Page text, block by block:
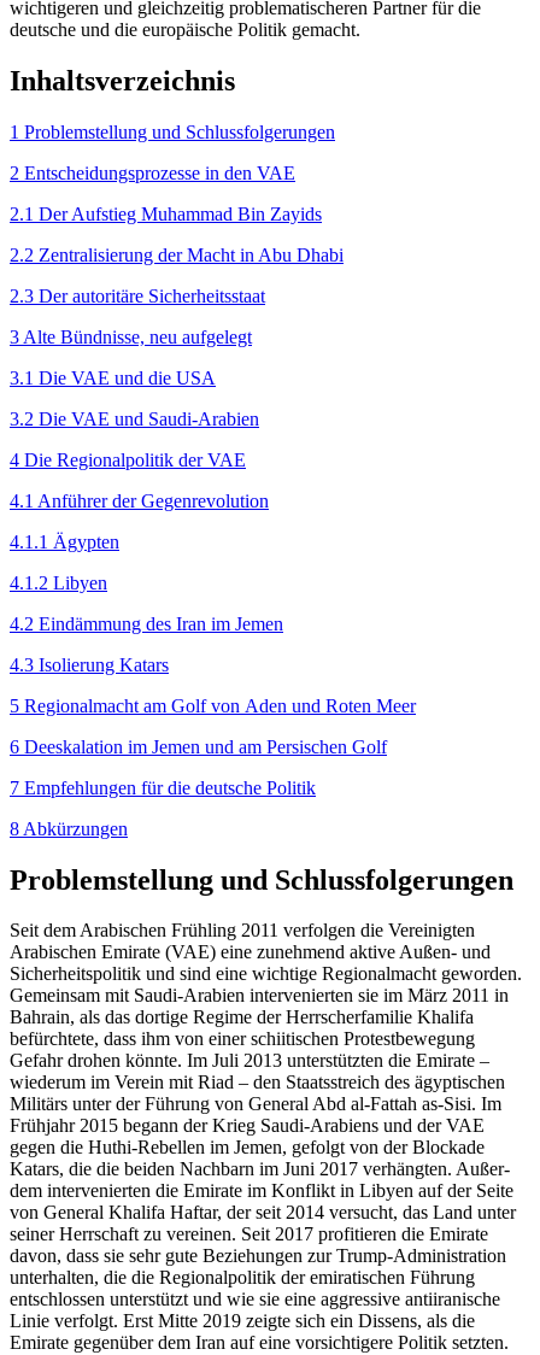
wich­tigeren und gleichzeitig problematischeren Partner für die
deutsche und die europäische Politik gemacht.
Inhaltsverzeichnis
1 Problemstellung und Schlussfolgerungen
2 Entscheidungsprozesse in den VAE
2.1 Der Aufstieg Muhammad Bin Zayids
2.2 Zentralisierung der Macht in Abu Dhabi
2.3 Der autoritäre Sicherheitsstaat
3 Alte Bündnisse, neu aufgelegt
3.1 Die VAE und die USA
3.2 Die VAE und Saudi-Arabien
4 Die Regionalpolitik der VAE
4.1 Anführer der Gegenrevolution
4.1.1 Ägypten
4.1.2 Libyen
4.2 Eindämmung des Iran im Jemen
4.3 Isolierung Katars
5 Regionalmacht am Golf von Aden und Roten Meer
6 Deeskalation im Jemen und am Persischen Golf
7 Empfehlungen für die deutsche Politik
8 Abkürzungen
Problemstellung und Schlussfolgerungen
Seit dem Arabischen Frühling 2011 verfolgen die Vereinigten
Arabischen Emirate (VAE) eine zunehmend aktive Außen- und
Sicherheitspolitik und sind eine wichtige Regionalmacht geworden.
Gemeinsam mit Saudi-Arabien intervenierten sie im März 2011 in
Bahrain, als das dortige Regime der Herrscherfamilie Khalifa
befürchtete, dass ihm von einer schiitischen Protestbewegung
Gefahr drohen könnte. Im Juli 2013 unterstützten die Emirate –
wiederum im Verein mit Riad – den Staatsstreich des ägyptischen
Militärs unter der Führung von General Abd al-Fattah as-Sisi. Im
Frühjahr 2015 begann der Krieg Saudi-Arabiens und der VAE
gegen die Huthi-Rebellen im Jemen, ge­folgt von der Blockade
Katars, die die beiden Nach­barn im Juni 2017 verhängten. Außer­
dem inter­venierten die Emirate im Konflikt in Libyen auf der Seite
von General Khalifa Haftar, der seit 2014 ver­sucht, das Land unter
seiner Herrschaft zu vereinen. Seit 2017 profitieren die Emirate
davon, dass sie sehr gute Beziehungen zur Trump-Administration
unter­halten, die die Regionalpolitik der emiratischen Füh­rung
entschlossen unterstützt und wie sie eine aggres­sive antiiranische
Linie verfolgt. Erst Mitte 2019 zeigte sich ein Dissens, als die
Emirate gegenüber dem Iran auf eine vorsichtigere Politik setzten.